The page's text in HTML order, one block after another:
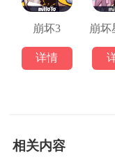
崩坏3
详情
相关内容